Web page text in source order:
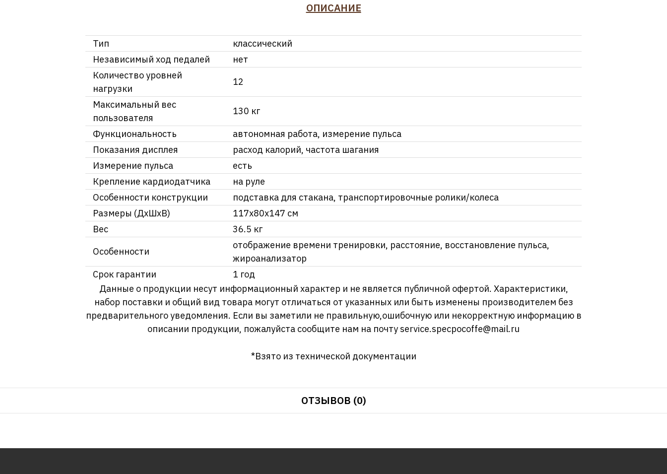
ОПИСАНИЕ
Тип
классический
Независимый ход педалей
нет
Количество уровней
нагрузки
12
Максимальный вес
пользователя
130 кг
Функциональность
автономная работа, измерение пульса
Показания дисплея
расход калорий, частота шагания
Измерение пульса
есть
Крепление кардиодатчика
на руле
Особенности конструкции
подставка для стакана, транспортировочные ролики/колеса
Размеры (ДхШxВ)
117x80x147 см
Вес
36.5 кг
Особенности
отображение времени тренировки, расстояние, восстановление пульса,
жироанализатор
Срок гарантии
1 год
Данные о продукции несут информационный характер и не является публичной офертой. Характеристики,
набор поставки и общий вид товара могут отличаться от указанных или быть изменены производителем без
предварительного уведомления. Если вы заметили не правильную,ошибочную или некорректную информацию в
описании продукции, пожалуйста сообщите нам на почтуservice.specpocoffe@mail.ru
*Взято из технической документации
ОТЗЫВОВ (0)